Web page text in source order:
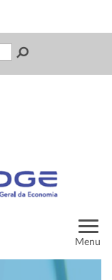
Menu